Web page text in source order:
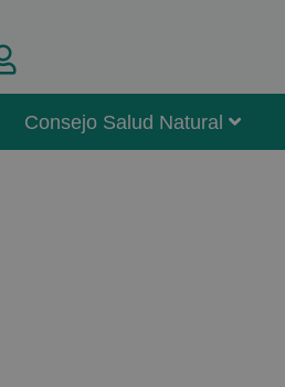
Consejo Salud Natural